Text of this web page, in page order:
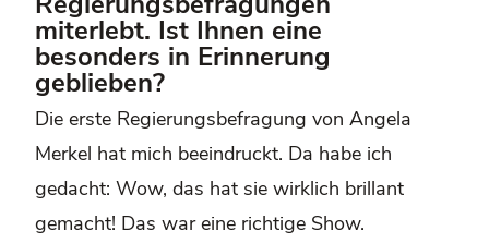
miterlebt. Ist Ihnen eine
besonders in Erinnerung
geblieben?
Die erste Regierungsbefragung von Angela
Merkel hat mich beeindruckt. Da habe ich
gedacht: Wow, das hat sie wirklich brillant
gemacht! Das war eine richtige Show.